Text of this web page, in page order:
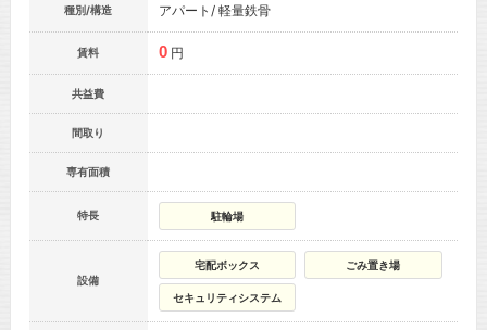
種別/構造 アパート/ 軽量鉄骨
賃料 0 円
共益費
間取り
専有面積
特長 駐輪場
設備
宅配ボックス ごみ置き場
セキュリティシステム